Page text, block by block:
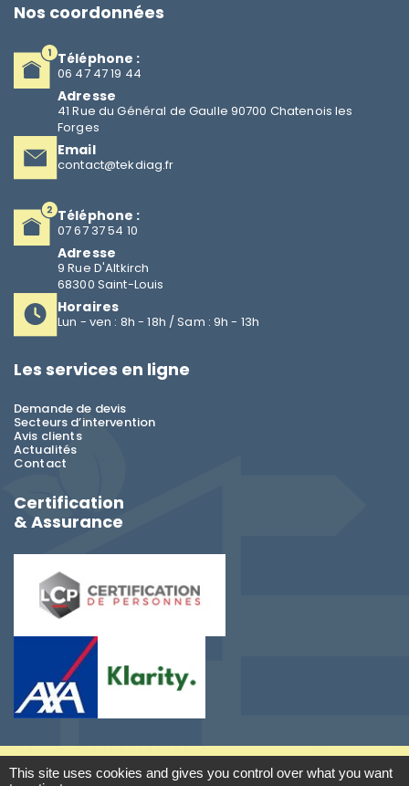
Nos coordonnées
Téléphone :
06 47 47 19 44
Adresse
41 Rue du Général de Gaulle 90700 Chatenois les
Forges
Email
contact@tekdiag.fr
Téléphone :
07 67 37 54 10
Adresse
9 Rue D'Altkirch
68300 Saint-Louis
Horaires
Lun - ven : 8h - 18h / Sam : 9h - 13h
Les services en ligne
Demande de devis
Secteurs d’intervention
Avis clients
Actualités
Contact
Certification
& Assurance
2026TEK DIAG-Diagnostic immobilier Saint-Louis
This site uses cookies and gives you control over what you want